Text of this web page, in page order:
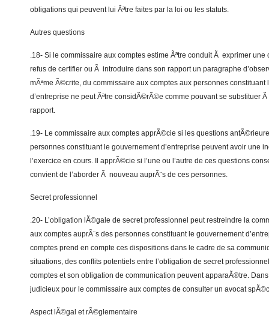
obligations qui peuvent lui Ãªtre faites par la loi ou les statuts.
Autres questions
.18- Si le commissaire aux comptes estime Ãªtre conduit Ã exprimer
refus de certifier ou Ã introduire dans son rapport un paragraphe
mÃªme Ã©crite, du commissaire aux comptes aux personnes constituant
d’entreprise ne peut Ãªtre considÃ©rÃ©e comme pouvant se substituer
rapport.
.19- Le commissaire aux comptes apprÃ©cie si les questions
personnes constituant le gouvernement d’entreprise peuvent avoir une
l’exercice en cours. Il apprÃ©cie si l’une ou l’autre de ces questions
convient de l’aborder Ã nouveau auprÃ¨s de ces personnes.
Secret professionnel
.20- L’obligation lÃ©gale de secret professionnel peut restreindre la
aux comptes auprÃ¨s des personnes constituant le gouvernement
comptes prend en compte ces dispositions dans le cadre de sa
situations, des conflits potentiels entre l’obligation de secret
comptes et son obligation de communication peuvent apparaÃ®tre. Dans
judicieux pour le commissaire aux comptes de consulter un avocat
Aspect lÃ©gal et rÃ©glementaire